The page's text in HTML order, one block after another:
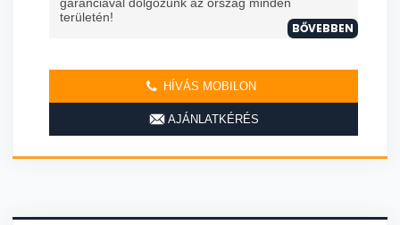
területén!
BŐVEBBEN
HÍVÁS MOBILON
AJÁNLATKÉRÉS